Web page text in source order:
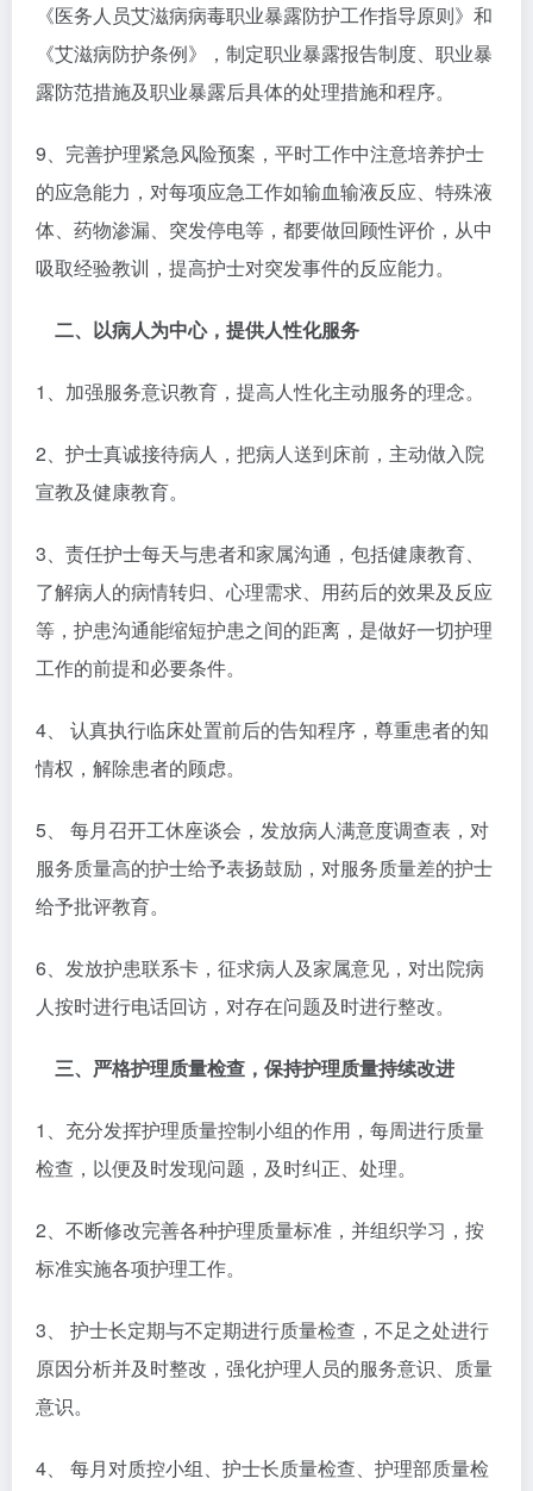
《医务人员艾滋病病毒职业暴露防护工作指导原则》和
《艾滋病防护条例》，制定职业暴露报告制度、职业暴
露防范措施及职业暴露后具体的处理措施和程序。
9、完善护理紧急风险预案，平时工作中注意培养护士
的应急能力，对每项应急工作如输血输液反应、特殊液
体、药物渗漏、突发停电等，都要做回顾性评价，从中
吸取经验教训，提高护士对突发事件的反应能力。
二、以病人为中心，提供人性化服务
1、加强服务意识教育，提高人性化主动服务的理念。
2、护士真诚接待病人，把病人送到床前，主动做入院
宣教及健康教育。
3、责任护士每天与患者和家属沟通，包括健康教育、
了解病人的病情转归、心理需求、用药后的效果及反应
等，护患沟通能缩短护患之间的距离，是做好一切护理
工作的前提和必要条件。
4、 认真执行临床处置前后的告知程序，尊重患者的知
情权，解除患者的顾虑。
5、 每月召开工休座谈会，发放病人满意度调查表，对
服务质量高的护士给予表扬鼓励，对服务质量差的护士
给予批评教育。
6、发放护患联系卡，征求病人及家属意见，对出院病
人按时进行电话回访，对存在问题及时进行整改。
三、严格护理质量检查，保持护理质量持续改进
1、充分发挥护理质量控制小组的作用，每周进行质量
检查，以便及时发现问题，及时纠正、处理。
2、不断修改完善各种护理质量标准，并组织学习，按
标准实施各项护理工作。
3、 护士长定期与不定期进行质量检查，不足之处进行
原因分析并及时整改，强化护理人员的服务意识、质量
意识。
4、 每月对质控小组、护士长质量检查、护理部质量检